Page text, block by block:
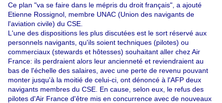
Ce plan "va se faire dans le mépris du droit français", a ajouté
Etienne Rossignol, membre UNAC (Union des navigants de
l'aviation civile) du CSE.
L'une des dispositions les plus discutées est le sort réservé aux
personnels navigants, qu'ils soient techniques (pilotes) ou
commerciaux (stewards et hôtesses) souhaitant aller chez Air
France: ils perdraient alors leur ancienneté et reviendraient au
bas de l'échelle des salaires, avec une perte de revenu pouvant
monter jusqu'à la moitié de celui-ci, ont dénoncé à l'AFP deux
navigants membres du CSE. En cause, selon eux, le refus des
pilotes d'Air France d'être mis en concurrence avec de nouveaux